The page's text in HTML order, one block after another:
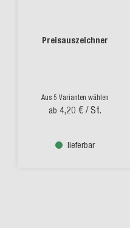
Preisauszeichner
Aus 5 Varianten wählen
ab 4,20 € / St.
lieferbar